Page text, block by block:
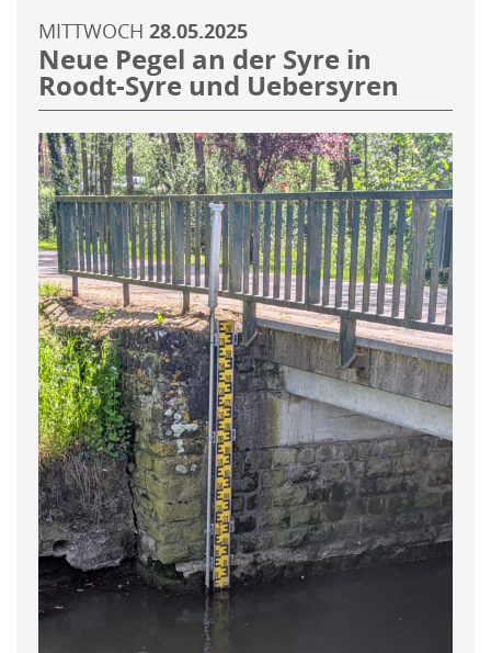
MITTWOCH 28.05.2025
Neue Pegel an der Syre in
Roodt-Syre und Uebersyren